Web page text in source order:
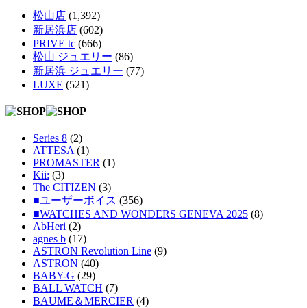
松山店 (1,392)
新居浜店 (602)
PRIVE tc (666)
松山 ジュエリー (86)
新居浜 ジュエリー (77)
LUXE (521)
Series 8 (2)
ATTESA (1)
PROMASTER (1)
Kii: (3)
The CITIZEN (3)
■ユーザーボイス (356)
■WATCHES AND WONDERS GENEVA 2025 (8)
AbHeri (2)
agnes b (17)
ASTRON Revolution Line (9)
ASTRON (40)
BABY-G (29)
BALL WATCH (7)
BAUME＆MERCIER (4)